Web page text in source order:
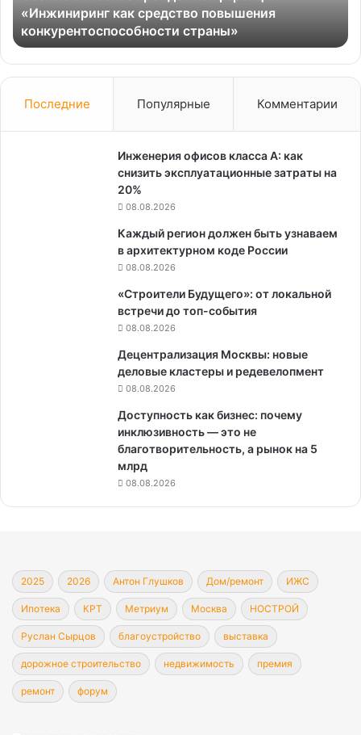
повышения
конкурентоспособности
страны»
«Инжиниринг как средство повышения
конкурентоспособности страны»
Последние Популярные Комментарии
Инженерия офисов класса А: как
снизить эксплуатационные затраты на
20%
08.08.2026
Каждый регион должен быть узнаваем
в архитектурном коде России
08.08.2026
«Строители Будущего»: от локальной
встречи до топ-события
08.08.2026
Децентрализация Москвы: новые
деловые кластеры и редевелопмент
08.08.2026
Доступность как бизнес: почему
инклюзивность — это не
благотворительность, а рынок на 5
млрд
08.08.2026
2025 2026 Антон Глушков Дом/ремонт ИЖС
Ипотека КРТ Метриум Москва НОСТРОЙ
Руслан Сырцов благоустройство выставка
дорожное строительство недвижимость премия
ремонт форум